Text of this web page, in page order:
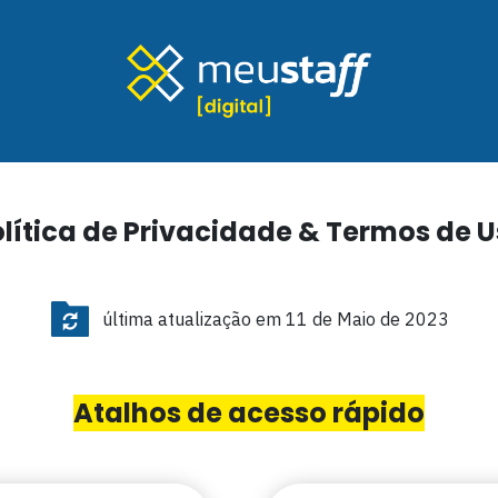
de Privacidade & Termos de
última atualização em 11 de Maio de 2023
Atalhos de acesso rápido